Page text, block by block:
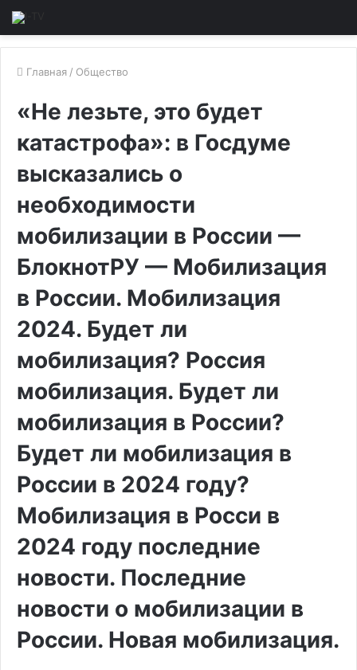
Главная / Общество
«Не лезьте, это будет
катастрофа»: в Госдуме
высказались о
необходимости
мобилизации в России —
БлокнотРУ — Мобилизация
в России. Мобилизация
2024. Будет ли
мобилизация? Россия
мобилизация. Будет ли
мобилизация в России?
Будет ли мобилизация в
России в 2024 году?
Мобилизация в Росси в
2024 году последние
новости. Последние
новости о мобилизации в
России. Новая мобилизация.